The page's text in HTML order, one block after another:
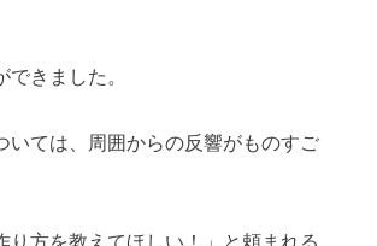
きました。
いては、周囲からの反響がものすご
り方を教えてほしい！」と頼まれる